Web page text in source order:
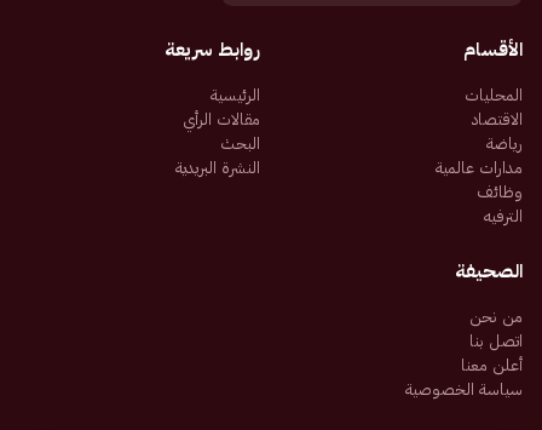
الأقسام
المحليات
الاقتصاد
رياضة
مدارات عالمية
وظائف
الترفيه
روابط سريعة
الرئيسية
مقالات الرأي
البحث
النشرة البريدية
الصحيفة
من نحن
اتصل بنا
أعلن معنا
سياسة الخصوصية